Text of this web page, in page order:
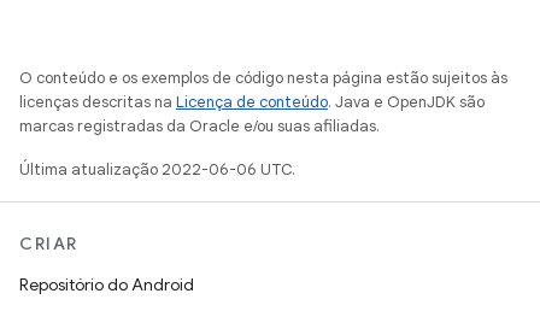
O conteúdo e os exemplos de código nesta página estão sujeitos às
licenças descritas na Licença de conteúdo. Java e OpenJDK são
marcas registradas da Oracle e/ou suas afiliadas.
Última atualização 2022-06-06 UTC.
CRIAR
Repositório do Android